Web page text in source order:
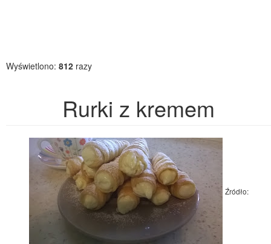
Wyświetlono: 812 razy
Rurki z kremem
Źródło: